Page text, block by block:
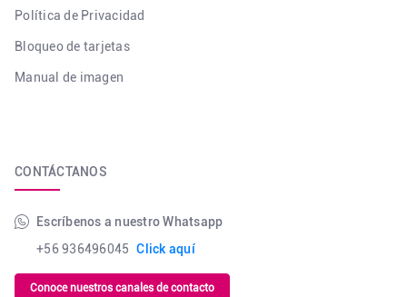
Política de Privacidad
Bloqueo de tarjetas
Manual de imagen
CONTÁCTANOS
Escríbenos a nuestro Whatsapp
+56 936496045 Click aquí
Conoce nuestros canales de contacto